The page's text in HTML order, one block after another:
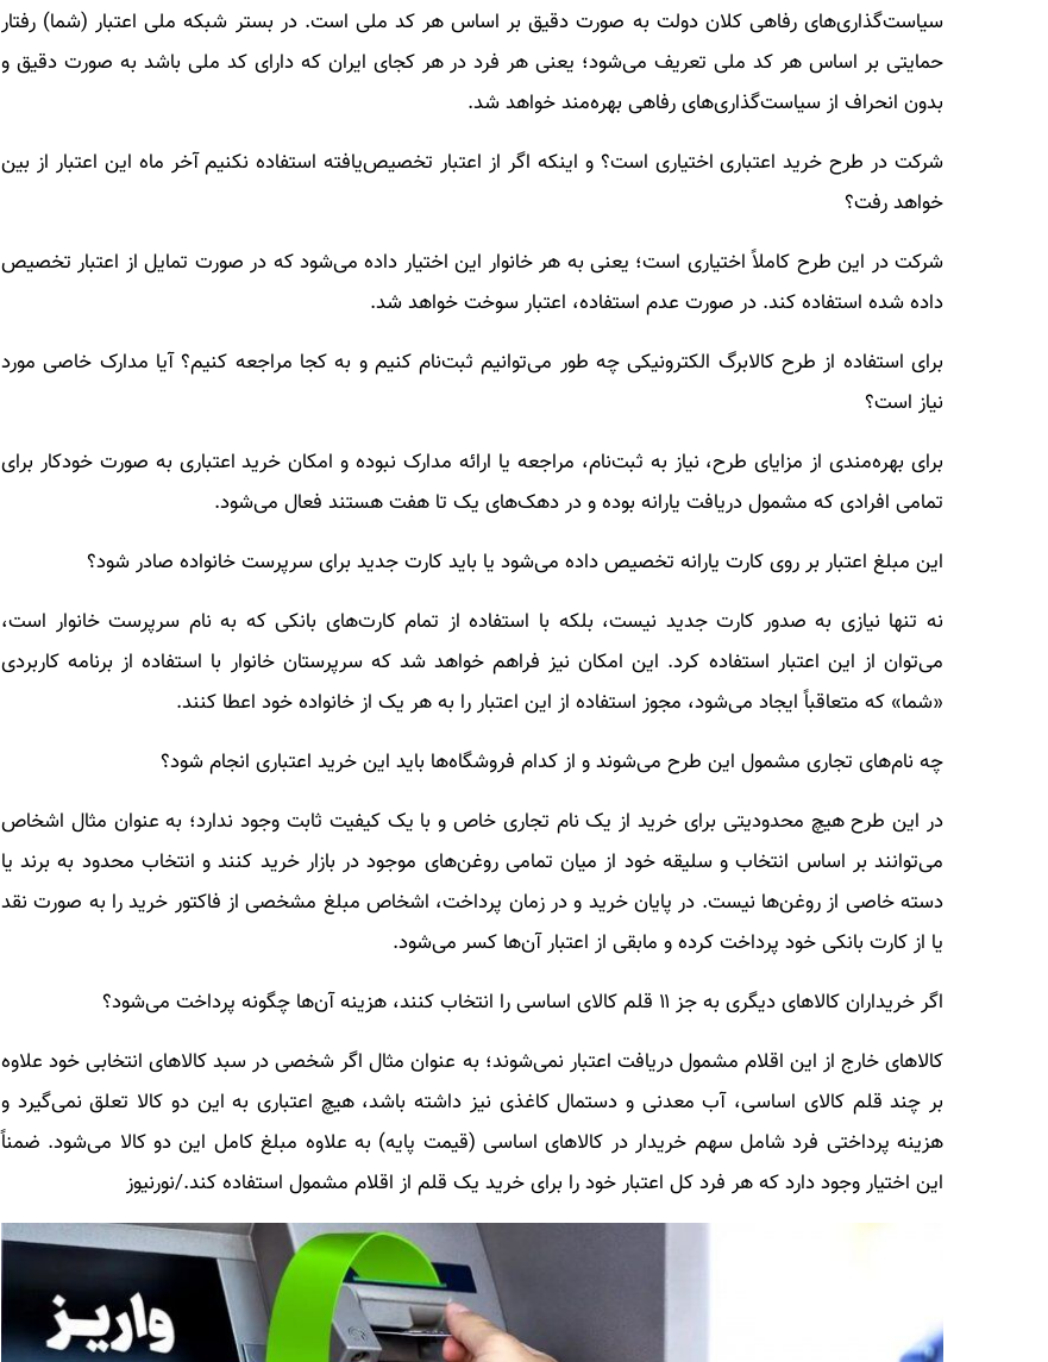
سیاست‌گذاری‌های رفاهی کلان دولت به صورت دقیق بر اساس هر کد ملی است. در بستر شبکه ملی اعتبار (شما) رفتار
حمایتی بر اساس هر کد ملی تعریف می‌شود؛ یعنی هر فرد در هر کجای ایران که دارای کد ملی باشد به صورت دقیق و
بدون انحراف از سیاست‌گذاری‌های رفاهی بهره‌مند خواهد شد.
شرکت در طرح خرید اعتباری اختیاری است؟ و اینکه اگر از اعتبار تخصیص‌یافته استفاده نکنیم آخر ماه این اعتبار از بین
خواهد رفت؟
شرکت در این طرح کاملاً اختیاری است؛ یعنی به هر خانوار این اختیار داده می‌شود که در صورت تمایل از اعتبار تخصیص
داده شده استفاده کند. در صورت عدم استفاده، اعتبار سوخت خواهد شد.
برای استفاده از طرح کالابرگ الکترونیکی چه طور می‌توانیم ثبت‌نام کنیم و به کجا مراجعه کنیم؟ آیا مدارک خاصی مورد
نیاز است؟
برای بهره‌مندی از مزایای طرح، نیاز به ثبت‌نام، مراجعه یا ارائه مدارک نبوده و امکان خرید اعتباری به صورت خودکار برای
تمامی افرادی که مشمول دریافت یارانه بوده و در دهک‌های یک تا هفت هستند فعال می‌شود.
این مبلغ اعتبار بر روی کارت یارانه تخصیص داده می‌شود یا باید کارت جدید برای سرپرست خانواده صادر شود؟
نه تنها نیازی به صدور کارت جدید نیست، بلکه با استفاده از تمام کارت‌های بانکی که به نام سرپرست خانوار است،
می‌توان از این اعتبار استفاده کرد. این امکان نیز فراهم خواهد شد که سرپرستان خانوار با استفاده از برنامه کاربردی
«شما» که متعاقباً ایجاد می‌شود، مجوز استفاده از این اعتبار را به هر یک از خانواده خود اعطا کنند.
چه نام‌های تجاری مشمول این طرح می‌شوند و از کدام فروشگاه‌ها باید این خرید اعتباری انجام شود؟
در این طرح هیچ محدودیتی برای خرید از یک نام تجاری خاص و با یک کیفیت ثابت وجود ندارد؛ به عنوان مثال اشخاص
می‌توانند بر اساس انتخاب و سلیقه خود از میان تمامی روغن‌های موجود در بازار خرید کنند و انتخاب محدود به برند یا
دسته خاصی از روغن‌ها نیست. در پایان خرید و در زمان پرداخت، اشخاص مبلغ مشخصی از فاکتور خرید را به صورت نقد
یا از کارت بانکی خود پرداخت کرده و مابقی از اعتبار آن‌ها کسر می‌شود.
اگر خریداران کالاهای دیگری به جز ۱۱ قلم کالای اساسی را انتخاب کنند، هزینه آن‌ها چگونه پرداخت می‌شود؟
کالاهای خارج از این اقلام مشمول دریافت اعتبار نمی‌شوند؛ به عنوان مثال اگر شخصی در سبد کالاهای انتخابی خود علاوه
بر چند قلم کالای اساسی، آب معدنی و دستمال کاغذی نیز داشته باشد، هیچ اعتباری به این دو کالا تعلق نمی‌گیرد و
هزینه پرداختی فرد شامل سهم خریدار در کالاهای اساسی (قیمت پایه) به علاوه مبلغ کامل این دو کالا می‌شود. ضمناً
این اختیار وجود دارد که هر فرد کل اعتبار خود را برای خرید یک قلم از اقلام مشمول استفاده کند./نورنیوز